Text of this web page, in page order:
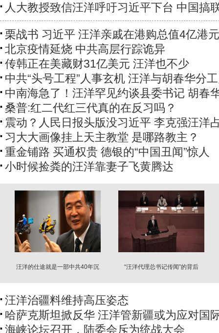
人大教授致信汪洋呼吁习近平下台 中国搞
栗战书 习近平 汪洋亲戚在港购总值4亿港
北京疫情延烧 中共高层行踪诡异
传韩正在美藏财31亿美元 汪洋也不少
中共“头号工程”人事玄机 汪洋与胡春华分
中南海急了！汪洋罕见约谈县委书记 胡春
桑普:红二代红三代真的在反习吗？
震动？人民日报头版没习近平 李克强汪洋
习大大画像挂上天主教堂 是哪路教主？
重金铺路 买通权贵 德银的“中国丑闻”惊人
小时候捡粪的汪洋靠妻子飞黄腾达
汪洋的仕途就是一部中共40年沉
“汪洋代理总书记传闻”的背后
汪洋治疆料维持高压姿态
哈萨克斯坦掀反华 汪洋管新疆或为应对国
海峡论坛召开，陆委会斥为统战大会